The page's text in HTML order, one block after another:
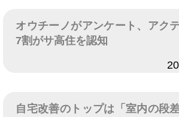
オウチーノがアンケート、アク
7割がサ高住を認知
自宅改善のトップは「室内の段